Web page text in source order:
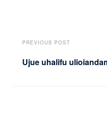
PREVIOUS POST
Ujue uhalifu